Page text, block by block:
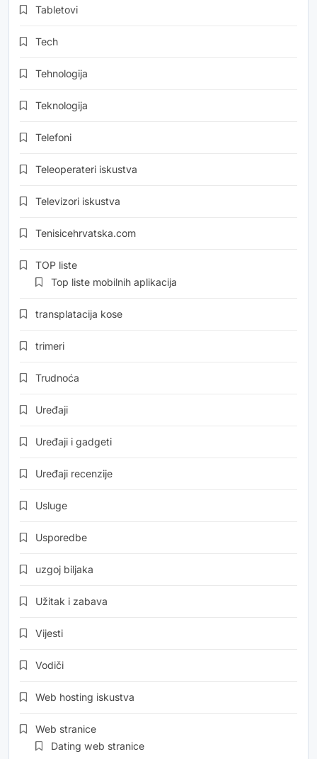
Tabletovi
Tech
Tehnologija
Teknologija
Telefoni
Teleoperateri iskustva
Televizori iskustva
Tenisicehrvatska.com
TOP liste
Top liste mobilnih aplikacija
transplatacija kose
trimeri
Trudnoća
Uređaji
Uređaji i gadgeti
Uređaji recenzije
Usluge
Usporedbe
uzgoj biljaka
Užitak i zabava
Vijesti
Vodiči
Web hosting iskustva
Web stranice
Dating web stranice